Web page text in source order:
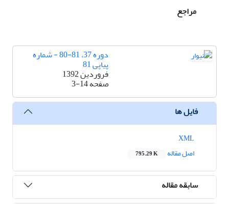
مراجع
دوره 37، 81-80 - شماره
پیاپی 81
فروردین 1392
صفحه3-14
فایل ها
اصل مقاله
795.29 K
سابقه مقاله